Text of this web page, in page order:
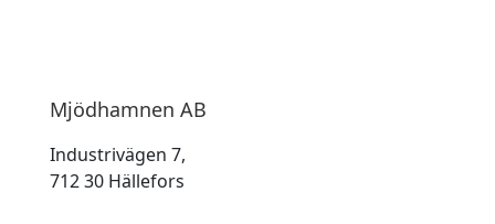
Mjödhamnen AB
Industrivägen 7,
712 30 Hällefors